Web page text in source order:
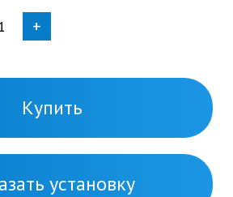
+
Купить
установку